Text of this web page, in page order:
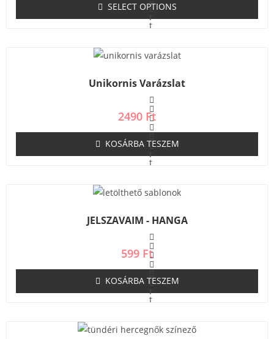
É
r
t
e
l
:
0
/
5
SELECT OPTIONS
Unikornis Varázslat
É
r
t
e
l
s
:
0
/
5
2490 Ft
KOSÁRBA TESZEM
JELSZAVAIM - HANGA
É
r
t
e
l
599 Ft
KOSÁRBA TESZEM